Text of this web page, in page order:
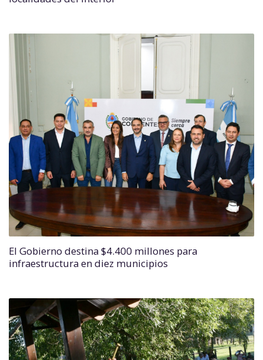
El Gobierno destina $4.400 millones para
infraestructura en diez municipios